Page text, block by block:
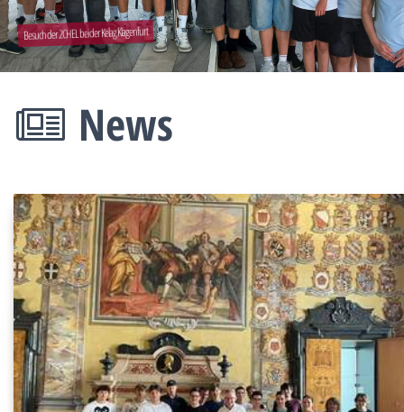
Besuch der 2CHEL bei der Kelag Klagenfurt
News